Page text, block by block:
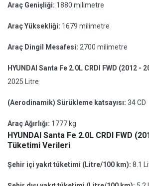
Araç Genişliği: 1880 milimetre
Araç Yüksekliği: 1679 milimetre
Araç Dingil Mesafesi: 2700 milimetre
HYUNDAI Santa Fe 2.0L CRDI FWD (2012 -
2025 Litre
(Aerodinamik) Sürükleme katsayısı: 34 CD
Araç Ağırlığı: 1777 kg
HYUNDAI Santa Fe 2.0L CRDI FWD
Tüketimi Verileri
Şehir içi yakıt tüketimi (Litre/100 km): 8.1